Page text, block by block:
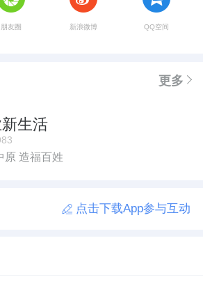
朋友圈 新浪微博 QQ空间
更多
生活
原 造福百姓
点击下载App参与互动